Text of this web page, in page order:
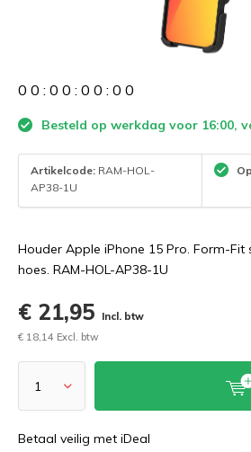
0 0 : 0 0 : 0 0 : 0 0
Besteld op werkdag voor 16:00,
Artikelcode: RAM-HOL-
AP38-1U
Houder Apple iPhone 15 Pro. Form-Fit
hoes. RAM-HOL-AP38-1U
€ 21,95
Incl. btw
€ 18,14 Excl. btw
Betaal veilig met iDeal